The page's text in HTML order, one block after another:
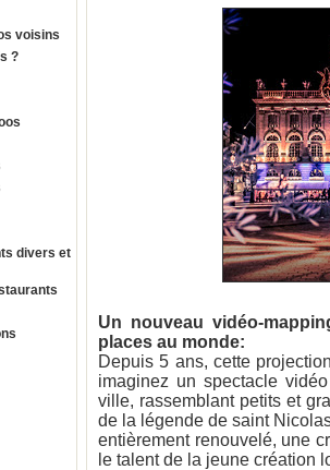
chez nos voisins
?
divers et
Un nouveau vidéo-
places au monde:
Depuis 5 ans, cette
imaginez un spectacle
ville, rassemblant petits et
de la légende de saint
entièrement renouvelé, une
le talent de la jeune création